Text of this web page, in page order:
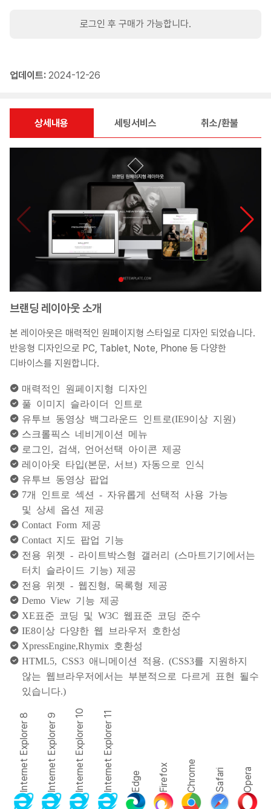
로그인 후 구매가 가능합니다.
업데이트: 2024-12-26
상세내용 세팅서비스 취소/환불
브랜딩 레이아웃 소개
본 레이아웃은 매력적인 원페이지형 스타일로 디자인 되었습니다.
반응형 디자인으로 PC, Tablet, Note, Phone 등 다양한
디바이스를 지원합니다.
매력적인 원페이지형 디자인
풀 이미지 슬라이더 인트로
유투브 동영상 백그라운드 인트로(IE9이상 지원)
스크롤픽스 네비게이션 메뉴
로그인, 검색, 언어선택 아이콘 제공
레이아웃 타입(본문, 서브) 자동으로 인식
유투브 동영상 팝업
7개 인트로 섹션 - 자유롭게 선택적 사용 가능
및 상세 옵션 제공
Contact Form 제공
Contact 지도 팝업 기능
전용 위젯 - 라이트박스형 갤러리 (스마트기기에서는
터치 슬라이드 기능) 제공
전용 위젯 - 웹진형, 목록형 제공
Demo View 기능 제공
XE표준 코딩 및 W3C 웹표준 코딩 준수
IE8이상 다양한 웹 브라우저 호한성
XpressEngine,Rhymix 호환성
HTML5, CSS3 애니메이션 적용. (CSS3를 지원하지
않는 웹브라우저에서는 부분적으로 다르게 표현 될수
있습니다.)
Internet Explorer 8 Internet Explorer 9 Internet Explorer 10 Internet Explorer 11 Edge Firefox Chrome Safari Opera